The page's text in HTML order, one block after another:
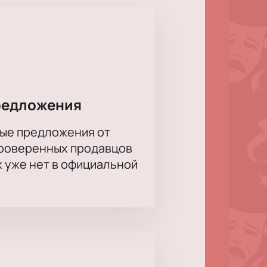
предлагает удобные залы
места в зале. Цена зависит от
места и получить
предложения от
продавцов
нет в официальной